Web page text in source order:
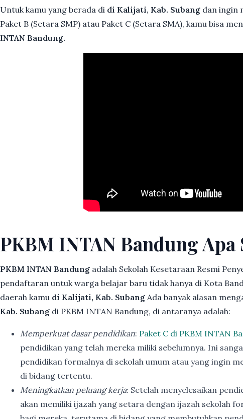
Untuk kamu yang berada di di Kalijati, Kab. Subang dan ingin
Paket B (Setara SMP) atau Paket C (Setara SMA), kamu bisa
INTAN Bandung.
PKBM INTAN Bandung Apa
PKBM INTAN Bandung adalah Sekolah Kesetaraan Resmi
pendaftaran untuk warga belajar baru tidak hanya di Kota
daerah kamu di Kalijati, Kab. Subang Ada banyak alasan
Kab. Subang di PKBM INTAN Bandung, di antaranya adalah:
Memperkuat dasar pendidikan: Paket C di PKBM INTAN
pendidikan yang telah mereka miliki sebelumnya. Ini
pendidikan formalnya di sekolah umum atau yang ingin
di bidang tertentu.
Meningkatkan peluang kerja: Setelah menyelesaikan
akan memiliki ijazah yang setara dengan ijazah sekolah